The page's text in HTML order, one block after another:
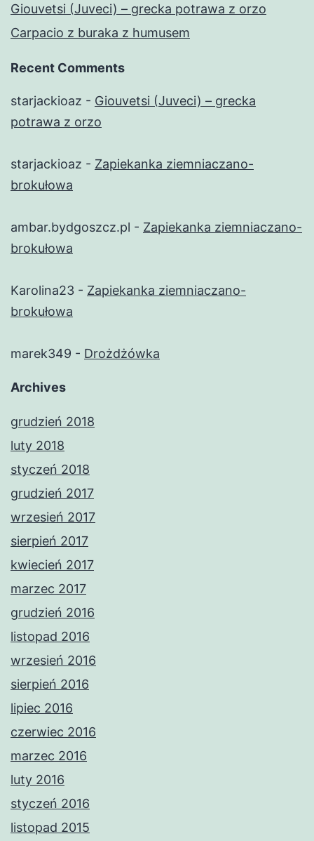
Giouvetsi (Juveci) – grecka potrawa z orzo
Carpacio z buraka z humusem
Recent Comments
starjackioaz - Giouvetsi (Juveci) – grecka
potrawa z orzo
starjackioaz - Zapiekanka ziemniaczano-
brokułowa
ambar.bydgoszcz.pl - Zapiekanka ziemniaczano-
brokułowa
Karolina23 - Zapiekanka ziemniaczano-
brokułowa
marek349 - Drożdżówka
Archives
grudzień 2018
luty 2018
styczeń 2018
grudzień 2017
wrzesień 2017
sierpień 2017
kwiecień 2017
marzec 2017
grudzień 2016
listopad 2016
wrzesień 2016
sierpień 2016
lipiec 2016
czerwiec 2016
marzec 2016
luty 2016
styczeń 2016
listopad 2015